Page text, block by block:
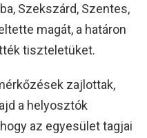
Szekszárd, Szentes,
magát, a határon
tiszteletüket.
zajlottak,
a helyosztók
az egyesület tagjai